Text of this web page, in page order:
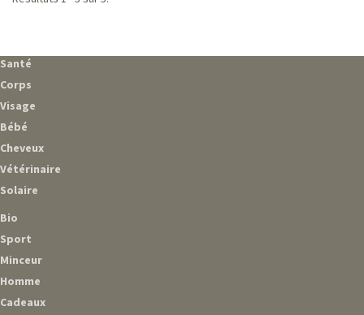
Santé
Corps
Visage
Bébé
Cheveux
Vétérinaire
Solaire
Bio
Sport
Minceur
Homme
Cadeaux